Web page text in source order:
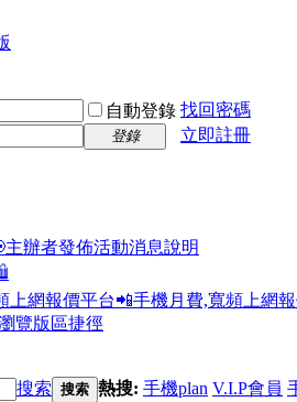
自動登錄 找回密碼
登錄
立即註冊
主辦者發佈活動消息說明
上網報價平台📲手機月費,寬頻上網
覽版區捷徑
搜索 搜索 熱搜: 手機plan V.I.P會員